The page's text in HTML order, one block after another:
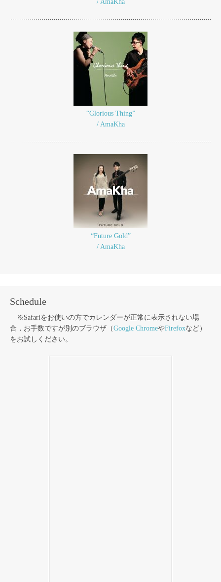
/ AmaKha
“Glorious Thing”
/ AmaKha
“Future Gold”
/ AmaKha
Schedule
※Safariをお使いの方でカレンダーが正常に表示されない場
合，お手数ですが別のブラウザ（Google ChromeやFirefoxなど）
をお試しください。